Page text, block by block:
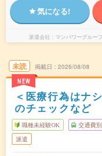
気になる!
派遣会社 マンパワーグルー
未読
NEW
掲載日 2026/08/08
＜医療行為はナ
のチェックなど
職種未経験OK 交通費
派遣